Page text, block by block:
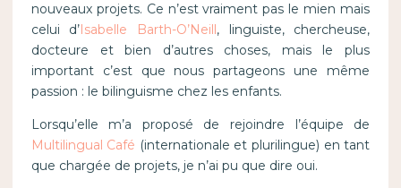
nouveaux projets. Ce n’est vraiment pas le mien mais
celui d’ Isabelle Barth-O’Neill , linguiste, chercheuse,
docteure et bien d’autres choses, mais le plus
important c’est que nous partageons une même
passion : le bilinguisme chez les enfants.
Lorsqu’elle m’a proposé de rejoindre l’équipe de
Multilingual Café (internationale et plurilingue) en tant
que chargée de projets, je n’ai pu que dire oui.